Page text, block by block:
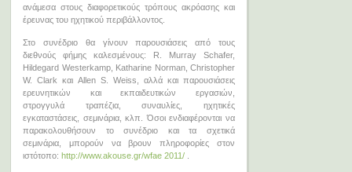
ανάμεσα στους διαφορετικούς τρόπους ακρόασης και
έρευνας του ηχητικού περιβάλλοντος.
Στο συνέδριο θα γίνουν παρουσιάσεις από τους
διεθνούς φήμης καλεσμένους: R. Murray Schafer,
Hildegard Westerkamp, Katharine Norman, Christopher
W. Clark και Allen S. Weiss, αλλά και παρουσιάσεις
ερευνητικών και εκπαιδευτικών εργασιών,
στρογγυλά τραπέζια, συναυλίες, ηχητικές
εγκαταστάσεις, σεμινάρια, κλπ. Όσοι ενδιαφέρονται να
παρακολουθήσουν το συνέδριο και τα σχετικά
σεμινάρια, μπορούν να βρουν πληροφορίες στον
ιστότοπο: http://www.akouse.gr/wfae 2011/